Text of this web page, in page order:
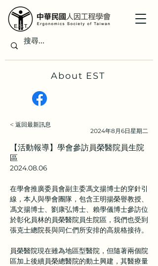
About EST
< 返回最新訊息
2024年8月6日星期二
【活動報導】學會參訪員榮醫院員生院
區
2024.08.06
在學會推廣委員會副主委馮文揚博士的穿針引
線，本人與學會團隊，包含王明揚榮譽教授、
馮文揚博士、劉康弘博士、賴學儀博士參訪位
於彰化員林的員榮醫院員生院區，我們也受到
張克士總院長與同仁們所安排的高規格接待。
員榮醫院現在雖為地區型醫院，但隨著兩個院
區加上後續員榮總醫院的動土興建，其醫療量